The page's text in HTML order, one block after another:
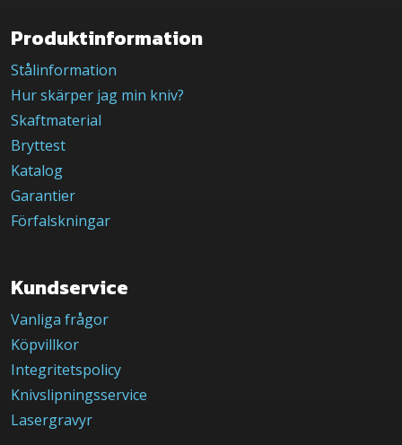
Produktinformation
Stålinformation
Hur skärper jag min kniv?
Skaftmaterial
Bryttest
Katalog
Garantier
Förfalskningar
Kundservice
Vanliga frågor
Köpvillkor
Integritetspolicy
Knivslipningsservice
Lasergravyr